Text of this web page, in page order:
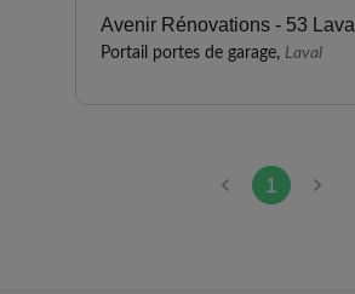
Avenir Rénovations - 53 Laval
Portail portes de garage, Laval
1